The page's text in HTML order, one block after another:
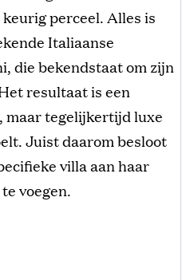
perceel. Alles is
Italiaanse
die bekendstaat om zijn
resultaat is een
maar tegelijkertijd luxe
Juist daarom besloot
villa aan haar
voegen.